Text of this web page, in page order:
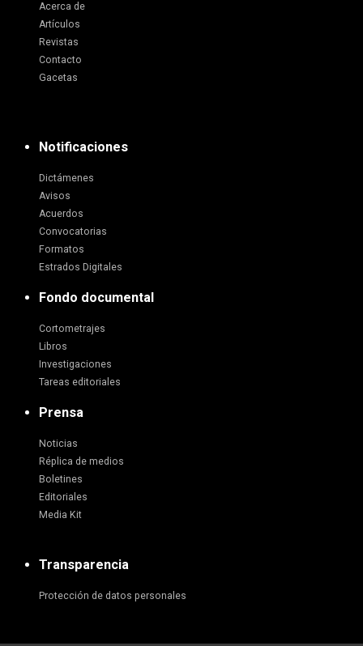
Acerca de
Artículos
Revistas
Contacto
Gacetas
Notificaciones
Dictámenes
Avisos
Acuerdos
Convocatorias
Formatos
Estrados Digitales
Fondo documental
Cortometrajes
Libros
Investigaciones
Tareas editoriales
Prensa
Noticias
Réplica de medios
Boletines
Editoriales
Media Kit
Transparencia
Protección de datos personales